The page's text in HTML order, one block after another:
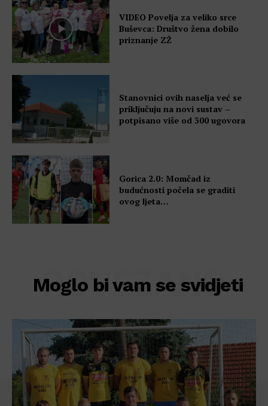
VIDEO Povelja za veliko srce
Buševca: Društvo žena dobilo
priznanje ZŽ
Stanovnici ovih naselja već se
priključuju na novi sustav –
potpisano više od 300 ugovora
Gorica 2.0: Momčad iz
budućnosti počela se graditi
ovog ljeta…
Moglo bi vam se svidjeti
POVEZANO